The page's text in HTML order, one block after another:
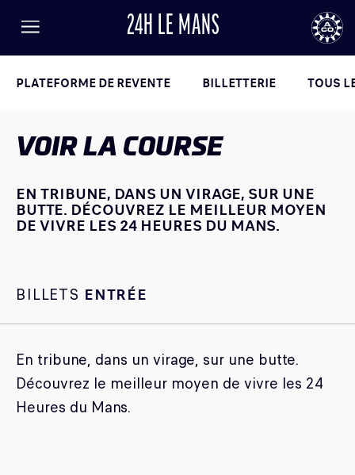
Menu 24H LE MANS
AUTOMOBILE CLUB DE L'OUEST 24
24h
le
EN
RÉSULTATS
PROGRAMME
INFORMATIONS PRATIQUES
LES CATÉGORIES
PLATEFORME DE REVENTE BILLETTERIE TOUS
VOIR LA COURSE
EN TRIBUNE, DANS UN VIRAGE, SUR UNE
BUTTE. DÉCOUVREZ LE MEILLEUR MOYEN
DE VIVRE LES 24 HEURES DU MANS.
BILLETS ENTRÉE
En tribune, dans un virage, sur une butte.
Découvrez le meilleur moyen de vivre les 24
Heures du Mans.